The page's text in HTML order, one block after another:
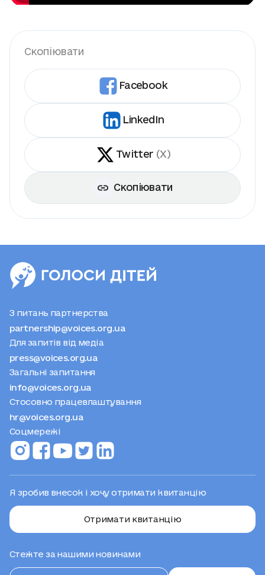
Скопіювати
Facebook
LinkedIn
Twitter (X)
Скопіювати
З питань партнерства
partnership@voices.org.ua
Для запитів від медіа
press@voices.org.ua
Загальні запитання
info@voices.org.ua
Стосовно працевлаштування
hr@voices.org.ua
Соцмережі
Я зробив внесок і хочу отримати квитанцію
Отримати квитанцію
Стежте за нашими новинами